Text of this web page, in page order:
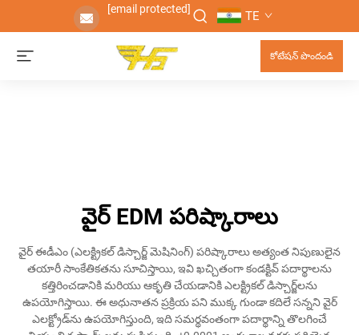
[email protected] TE
కోటేషన్ పొందండి
వైర్ EDM పరిష్కారాలు
వైర్ ఈడీఎం (ఎలక్ట్రికల్ డిస్చార్జ్ మెషినింగ్) పరిష్కారాలు అత్యంత నిపుణులైన
తయారీ సాంకేతికతను సూచిస్తాయి, ఇవి ఖచ్చితంగా కండక్టివ్ పదార్థాలను
కత్తిరించడానికి మరియు ఆకృతి చేయడానికి ఎలక్ట్రికల్ డిస్చార్జ్‌లను
ఉపయోగిస్తాయి. ఈ అధునాతన ప్రక్రియ పని ముక్క గుండా కదిలే సన్నని వైర్
ఎలక్ట్రోడ్‌ను ఉపయోగిస్తుంది, ఇది సమర్థవంతంగా పదార్థాన్ని తొలగించే